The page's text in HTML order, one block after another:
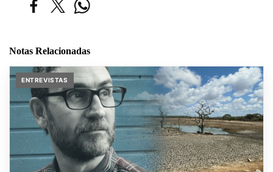
Notas Relacionadas
ENTREVISTAS